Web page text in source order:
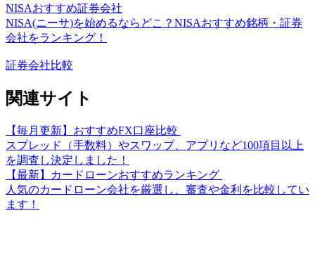
NISAおすすめ証券会社
NISA(ニーサ)を始めるならどこ？NISAおすすめ銘柄・証券
会社をランキング！
証券会社比較
関連サイト
【毎月更新】おすすめFX口座比較
スプレッド（手数料）やスワップ、アプリなど100項目以上
を調査し決定しました！
【最新】カードローンおすすめランキング
人気のカードローン会社を厳選し、審査や金利を比較してい
ます！